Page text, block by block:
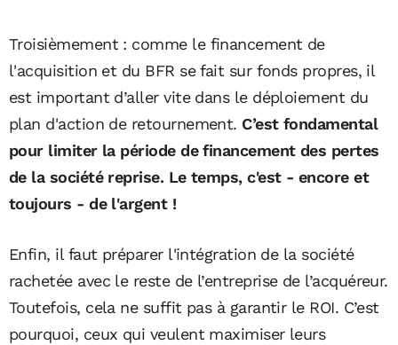
Troisièmement : comme le financement de
l'acquisition et du BFR se fait sur fonds propres, il
est important d’aller vite dans le déploiement du
plan d'action de retournement. C’est fondamental
pour limiter la période de financement des pertes
de la société reprise. Le temps, c'est - encore et
toujours - de l'argent !
Enfin, il faut préparer l'intégration de la société
rachetée avec le reste de l’entreprise de l’acquéreur.
Toutefois, cela ne suffit pas à garantir le ROI. C’est
pourquoi, ceux qui veulent maximiser leurs